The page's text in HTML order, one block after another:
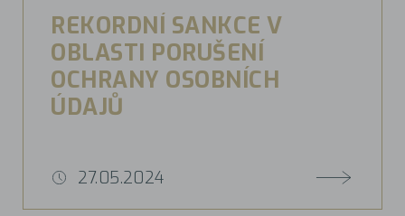
REKORDNÍ SANKCE V
OBLASTI PORUŠENÍ
OCHRANY OSOBNÍCH
ÚDAJŮ
27.05.2024